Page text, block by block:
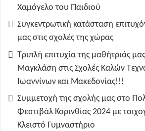
Χαμόγελο του Παιδιού
Συγκεντρωτική κατάσταση
μας στις σχολές της χώρας
Τριπλή επιτυχία της μαθήτριάς
Μαγκλάση στις Σχολές Καλών
Ιωαννίνων και Μακεδονίας!!!
Συμμετοχή της σχολής μας στο
Φεστιβάλ Κορινθίας 2024 με
Κλειστό Γυμναστήριο